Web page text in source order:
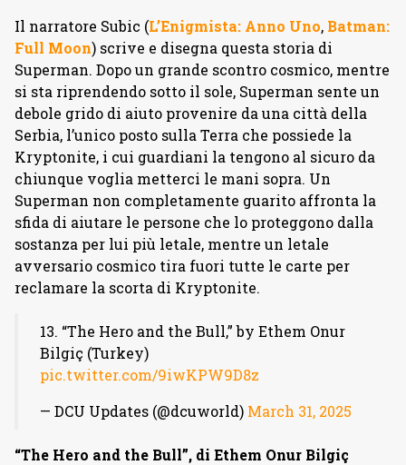
Il narratore Subic (L’Enigmista: Anno Uno, Batman:
Full Moon) scrive e disegna questa storia di
Superman. Dopo un grande scontro cosmico, mentre
si sta riprendendo sotto il sole, Superman sente un
debole grido di aiuto provenire da una città della
Serbia, l’unico posto sulla Terra che possiede la
Kryptonite, i cui guardiani la tengono al sicuro da
chiunque voglia metterci le mani sopra. Un
Superman non completamente guarito affronta la
sfida di aiutare le persone che lo proteggono dalla
sostanza per lui più letale, mentre un letale
avversario cosmico tira fuori tutte le carte per
reclamare la scorta di Kryptonite.
13. “The Hero and the Bull,” by Ethem Onur
Bilgiç (Turkey)
pic.twitter.com/9iwKPW9D8z
— DCU Updates (@dcuworld) March 31, 2025
“The Hero and the Bull”, di Ethem Onur Bilgiç